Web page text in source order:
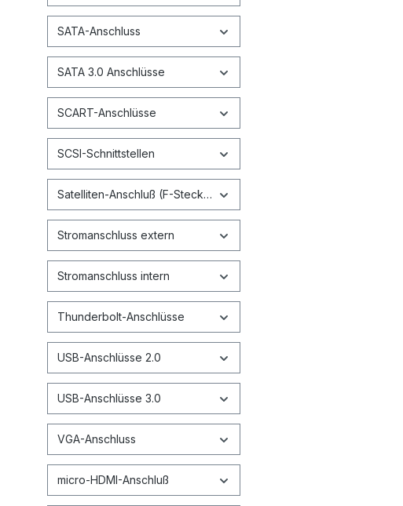
SATA-Anschluss
SATA 3.0 Anschlüsse
SCART-Anschlüsse
SCSI-Schnittstellen
Satelliten-Anschluß (F-Stecker)
Stromanschluss extern
Stromanschluss intern
Thunderbolt-Anschlüsse
USB-Anschlüsse 2.0
USB-Anschlüsse 3.0
VGA-Anschluss
micro-HDMI-Anschluß